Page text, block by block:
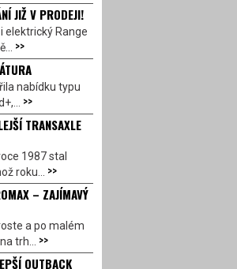
JIŽ V PRODEJI!
elektrický Range
>>
nabídku typu
>>
TRANSAXLE
1987 stal
roku... >>
– ZAJÍMAVÝ
a po malém
trh... >>
OUTBACK